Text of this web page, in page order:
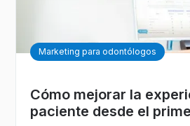
Marketing para odontólogos
Cómo mejorar la
paciente desde el